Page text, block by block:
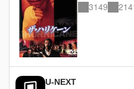
3149
U-NEXT